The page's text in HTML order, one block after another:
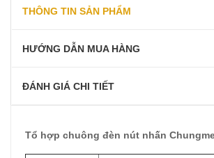
THÔNG TIN SẢN PHẨM
HƯỚNG DẪN MUA HÀNG
ĐÁNH GIÁ CHI TIẾT
Tổ hợp chuông đèn nút nhấn